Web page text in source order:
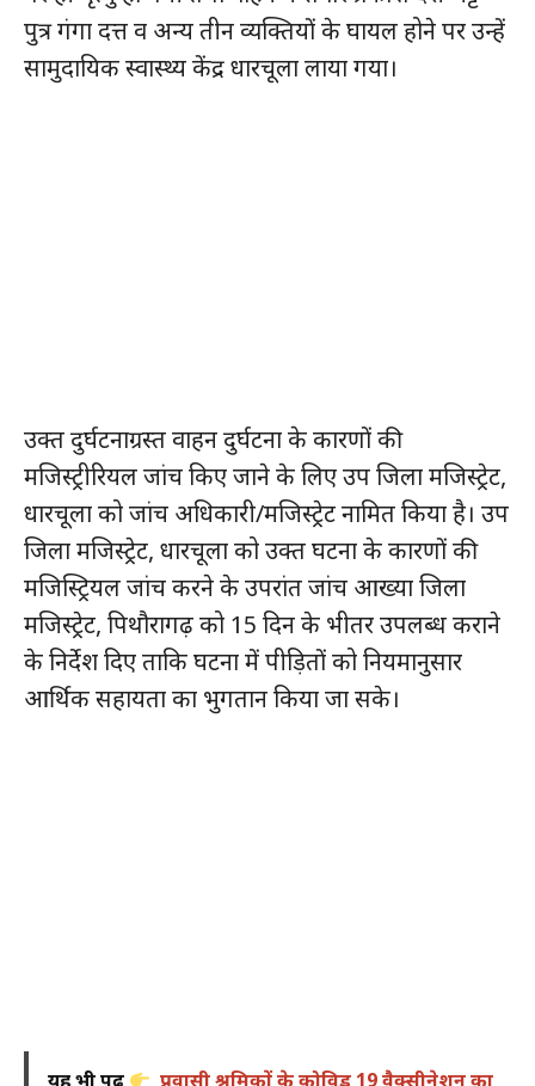
पुत्र गंगा दत्त व अन्य तीन व्यक्तियों के घायल होने पर उन्हें
सामुदायिक स्वास्थ्य केंद्र धारचूला लाया गया।
उक्त दुर्घटनाग्रस्त वाहन दुर्घटना के कारणों की
मजिस्ट्रीरियल जांच किए जाने के लिए उप जिला मजिस्ट्रेट,
धारचूला को जांच अधिकारी/मजिस्ट्रेट नामित किया है। उप
जिला मजिस्ट्रेट, धारचूला को उक्त घटना के कारणों की
मजिस्ट्रियल जांच करने के उपरांत जांच आख्या जिला
मजिस्ट्रेट, पिथौरागढ़ को 15 दिन के भीतर उपलब्ध कराने
के निर्देश दिए ताकि घटना में पीड़ितों को नियमानुसार
आर्थिक सहायता का भुगतान किया जा सके।
यह भी पढ़ें प्रवासी श्रमिकों के कोविड 19 वैक्सीनेशन का